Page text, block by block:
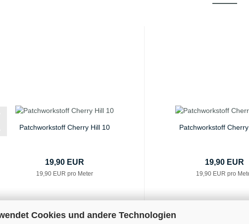
Cookies und andere Technologien
Patchworkstoff Cherry Hill 10
19,90 EUR
19,90 EUR pro Meter
Patchworkstoff
19,90 EUR
19,90 EUR pro